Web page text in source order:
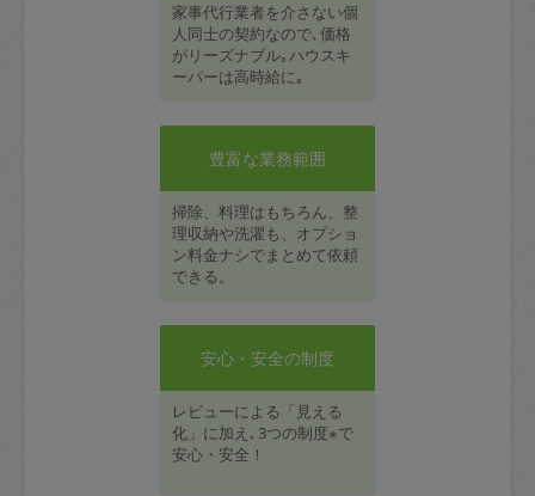
家事代行業者を介さない個
人同士の契約なので､価格
がリーズナブル｡ハウスキ
ーパーは高時給に｡
豊富な業務範囲
掃除、料理はもちろん、整
理収納や洗濯も、オプショ
ン料金ナシでまとめて依頼
できる。
安心・安全の制度
レビューによる「見える
化」に加え､3つの制度※で
安心・安全！